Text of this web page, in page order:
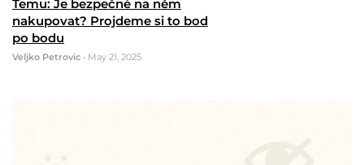
Temu: Je bezpečné na něm
nakupovat? Projdeme si to bod
po bodu
Veljko Petrovic • May 21, 2025